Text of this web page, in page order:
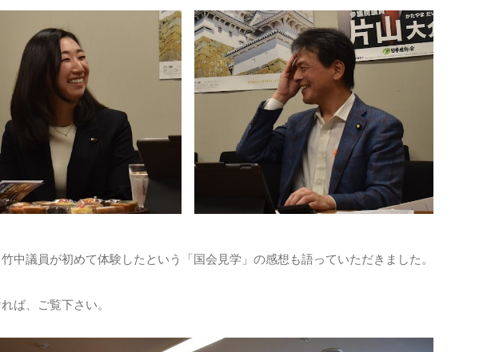
中議員が初めて体験したという「国会見学」の感想も語っていただきました。
ば、ご覧下さい。